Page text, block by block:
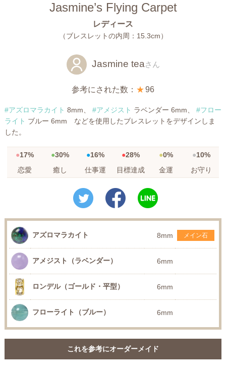
Jasmine’s Flying Carpet
レディース
（ブレスレットの内周：15.3cm）
Jasmine teaさん
参考にされた数： ★96
#アズロマラカイト 8mm、 #アメジスト ラベンダー 6mm、 #フロー
ライト ブルー 6mm などを使用したブレスレットをデザインしま
した。
17% 30% 16% 28% 0%
10%
恋愛
癒し 仕事運 目標達成 金運 お守り
アズロマラカイト 8mm メイン石
アメジスト（ラベンダー） 6mm
ロンデル（ゴールド・平型） 6mm
フローライト（ブルー） 6mm
これを参考にオーダーメイド